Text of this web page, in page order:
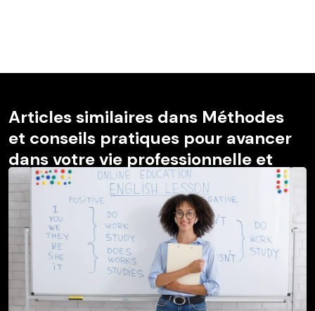
Articles similaires dans Méthodes
et conseils pratiques pour avancer
dans votre vie professionnelle et
personnelle